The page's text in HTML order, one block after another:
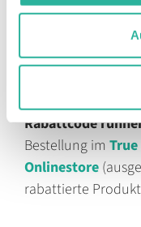
von True Motion
auf meiner
wegzudenken.
Rabattcode
Bestellung im
Onlinestore
rabattierte